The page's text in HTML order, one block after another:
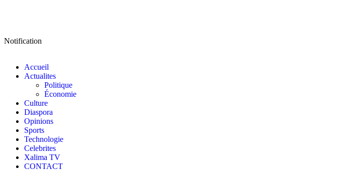
Notification
Accueil
Actualites
Politique
Économie
Culture
Diaspora
Opinions
Sports
Technologie
Celebrites
Xalima TV
CONTACT